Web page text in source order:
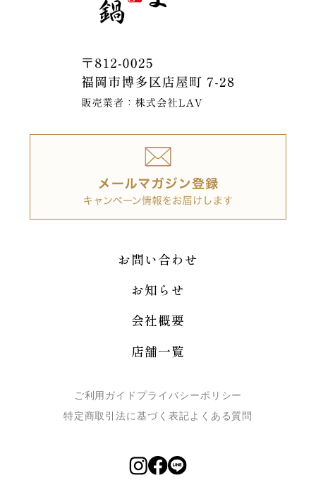
お問い合わせ
お知らせ
会社概要
店舗一覧
ご利用ガイド プライバシーポリシー
特定商取引法に基づく表記よくある質問